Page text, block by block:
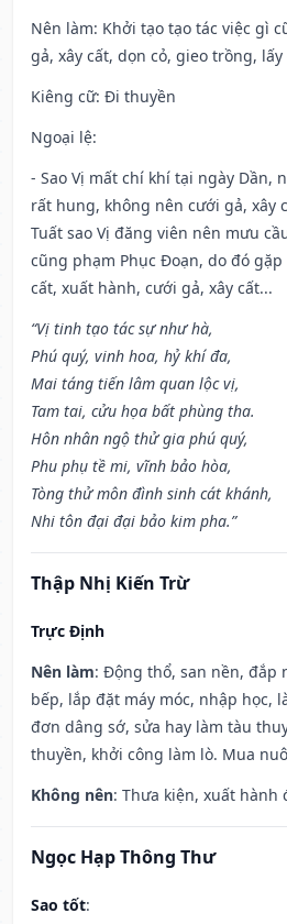
Nên làm: Khởi tạo tạo tác việc gì
gả, xây cất, dọn cỏ, gieo trồng,
Kiêng cữ: Đi thuyền
Ngoại lệ:
- Sao Vị mất chí khí tại ngày Dần,
rất hung, không nên cưới gả, xây
Tuất sao Vị đăng viên nên mưu
cũng phạm Phục Đoạn, do đó
cất, xuất hành, cưới gả, xây cất...
“Vị tinh tạo tác sự như hà,
Phú quý, vinh hoa, hỷ khí đa,
Mai táng tiến lâm quan lộc vị,
Tam tai, cửu họa bất phùng tha.
Hôn nhân ngộ thử gia phú quý,
Phu phụ tề mi, vĩnh bảo hòa,
Tòng thử môn đình sinh cát khánh,
Nhi tôn đại đại bảo kim pha.”
Thập Nhị Kiến Trừ
Trực Định
Nên làm: Động thổ, san nền, đắp
bếp, lắp đặt máy móc, nhập học,
đơn dâng sớ, sửa hay làm tàu
thuyền, khởi công làm lò. Mua
Không nên: Thưa kiện, xuất hành
Ngọc Hạp Thông Thư
Sao tốt: